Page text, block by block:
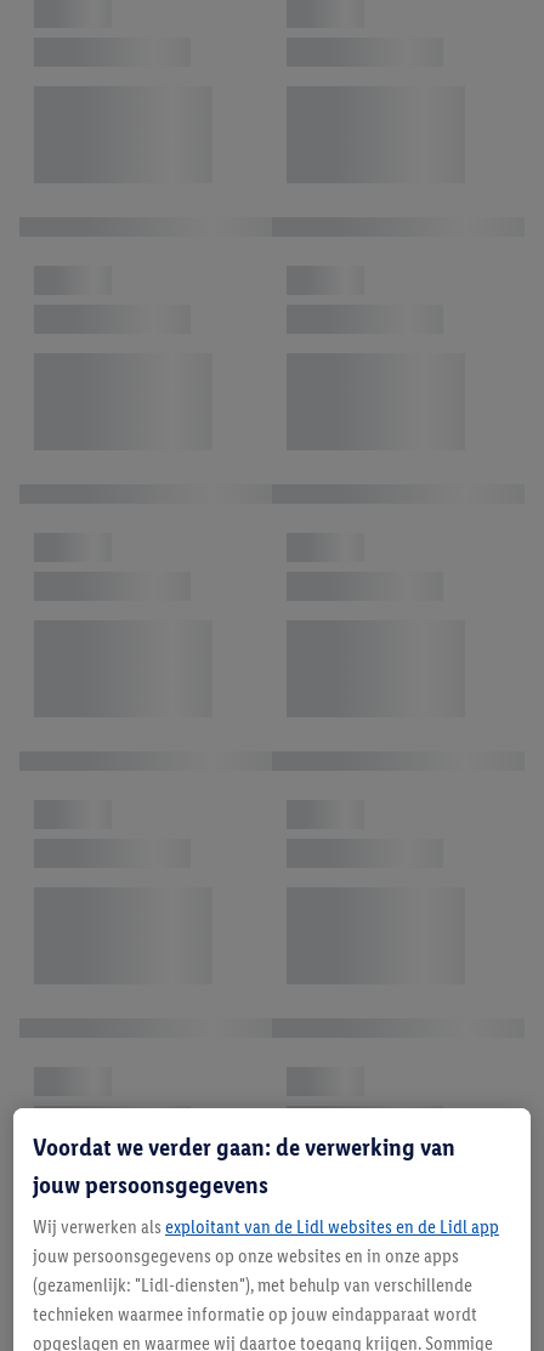
Voordat we verder gaan: de verwerking van
jouw persoonsgegevens
Wij verwerken als exploitant van de Lidl websites en de Lidl app
jouw persoonsgegevens op onze websites en in onze apps
(gezamenlijk: "Lidl-diensten"), met behulp van verschillende
technieken waarmee informatie op jouw eindapparaat wordt
opgeslagen en waarmee wij daartoe toegang krijgen. Sommige